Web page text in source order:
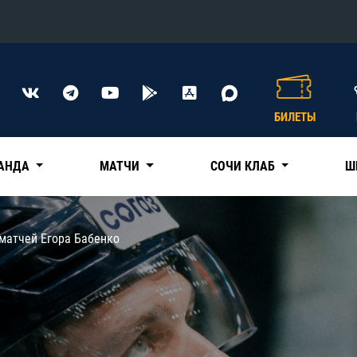
Конференция «Восток»
Нефтехимик
Трактор
Дивизион Чернышева
Авангард
Адмирал
КХЛ
БИЛЕТЫ
МАТЧИ СОЧИ КЛАБ
Егора Бабенко